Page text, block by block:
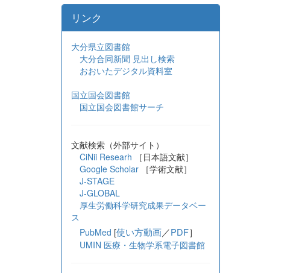
リンク
大分県立図書館
大分合同新聞 見出し検索
おおいたデジタル資料室
国立国会図書館
国立国会図書館サーチ
文献検索（外部サイト）
CiNii Researh ［日本語文献］
Google Scholar
［学術文献］
J-STAGE
J-GLOBAL
厚生労働科学研究成果データベー
ス
PubMed [使い方動画／PDF］
UMIN 医療・生物学系電子図書館